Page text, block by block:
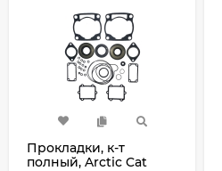
Прокладки, к-т
полный, Arctic Cat